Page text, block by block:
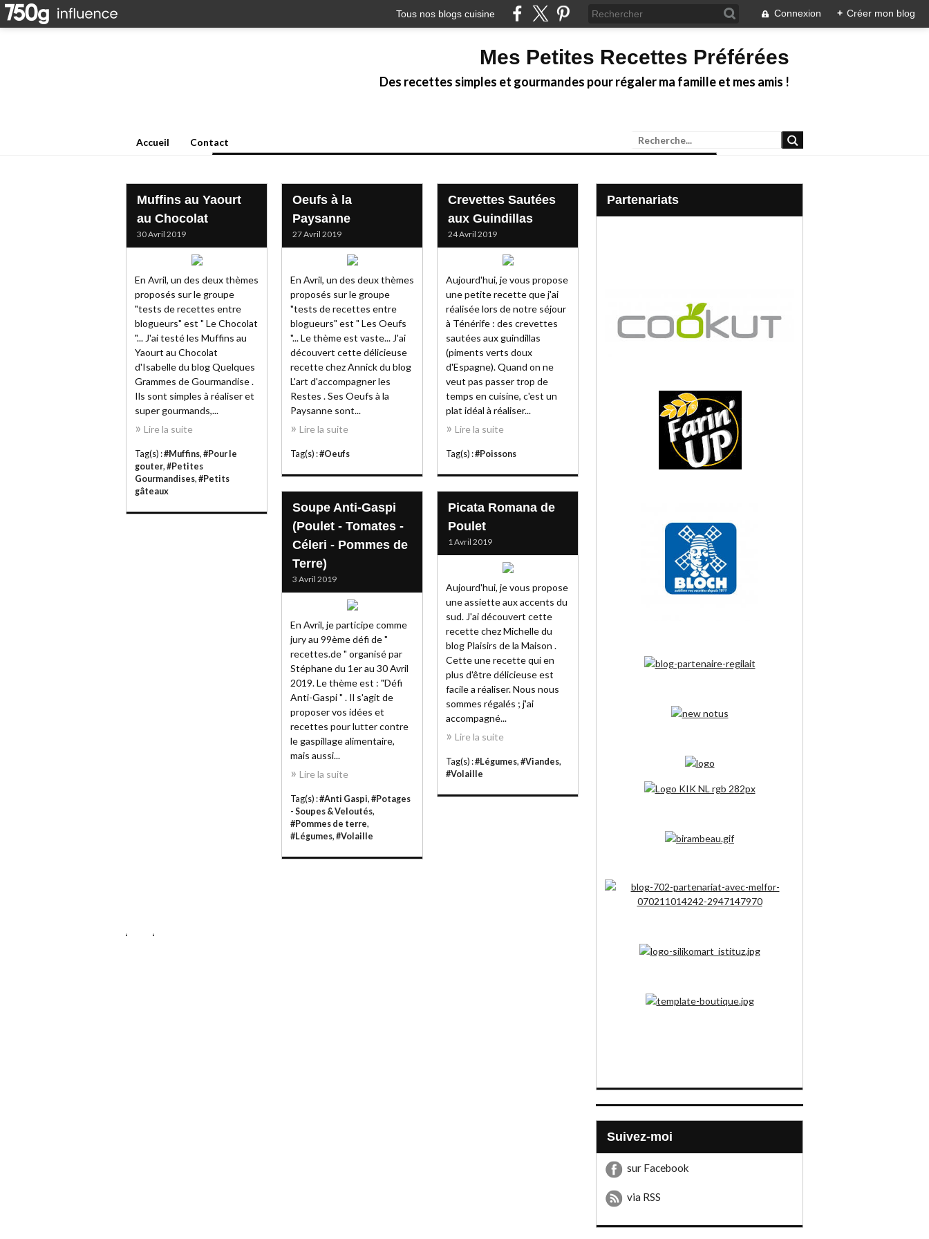
Tous nos blogs cuisine Connexion + Créer mon blog
Mes Petites Recettes Préférées
Des recettes simples et gourmandes pour régaler ma famille et mes amis !
Accueil Contact
Muffins au Yaourt
au Chocolat
30 Avril 2019
En Avril, un des deux thèmes
proposés sur le groupe
"tests de recettes entre
blogueurs" est " Le Chocolat
"... J'ai testé les Muffins au
Yaourt au Chocolat
d'Isabelle du blog Quelques
Grammes de Gourmandise .
Ils sont simples à réaliser et
super gourmands,...
Lire la suite
Tag(s) :#Muffins, #Pour le
gouter, #Petites
Gourmandises, #Petits
gâteaux
Oeufs à la
Paysanne
27 Avril 2019
En Avril, un des deux thèmes
proposés sur le groupe
"tests de recettes entre
blogueurs" est " Les Oeufs
"... Le thème est vaste... J'ai
découvert cette délicieuse
recette chez Annick du blog
L'art d'accompagner les
Restes . Ses Oeufs à la
Paysanne sont...
Lire la suite
Tag(s) :#Oeufs
Crevettes Sautées
aux Guindillas
24 Avril 2019
Aujourd'hui, je vous propose
une petite recette que j'ai
réalisée lors de notre séjour
à Ténérife : des crevettes
sautées aux guindillas
(piments verts doux
d'Espagne). Quand on ne
veut pas passer trop de
temps en cuisine, c'est un
plat idéal à réaliser...
Lire la suite
Tag(s) :#Poissons
Soupe Anti-Gaspi
(Poulet - Tomates -
Céleri - Pommes de
Terre)
3 Avril 2019
En Avril, je participe comme
jury au 99ème défi de "
recettes.de " organisé par
Stéphane du 1er au 30 Avril
2019. Le thème est : "Défi
Anti-Gaspi " . Il s'agit de
proposer vos idées et
recettes pour lutter contre
le gaspillage alimentaire,
mais aussi...
Lire la suite
Tag(s) :#Anti Gaspi, #Potages
- Soupes & Veloutés,
#Pommes de terre,
#Légumes, #Volaille
Picata Romana de
Poulet
1 Avril 2019
Aujourd'hui, je vous propose
une assiette aux accents du
sud. J'ai découvert cette
recette chez Michelle du
blog Plaisirs de la Maison .
Cette une recette qui en
plus d'être délicieuse est
facile a réaliser. Nous nous
sommes régalés ; j'ai
accompagné...
Lire la suite
Tag(s) :#Légumes, #Viandes,
#Volaille
Partenariats
Suivez-moi
sur Facebook
via RSS